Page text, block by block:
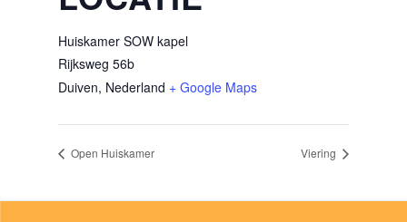
Huiskamer SOW kapel
Rijksweg 56b
Duiven, Nederland + Google Maps
Open Huiskamer Viering